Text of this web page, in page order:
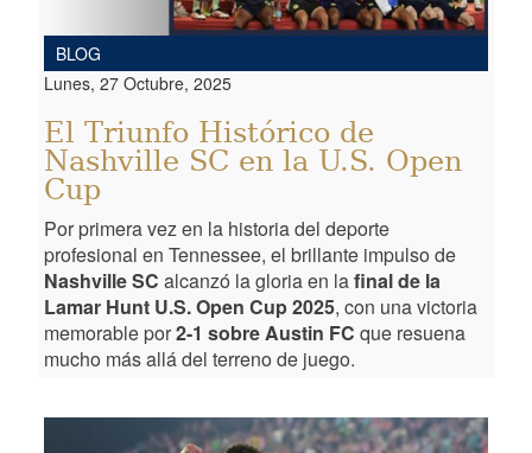
BLOG
Lunes, 27 Octubre, 2025
El Triunfo Histórico de
Nashville SC en la U.S. Open
Cup
Por primera vez en la historia del deporte
profesional en Tennessee, el brillante impulso de
Nashville SC alcanzó la gloria en lafinal de la
Lamar Hunt U.S. Open Cup 2025, con una victoria
memorable por2-1 sobre Austin FC que resuena
mucho más allá del terreno de juego.